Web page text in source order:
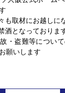
も取材にお越しに
酒となっておりま
・盗難等につい
願いします